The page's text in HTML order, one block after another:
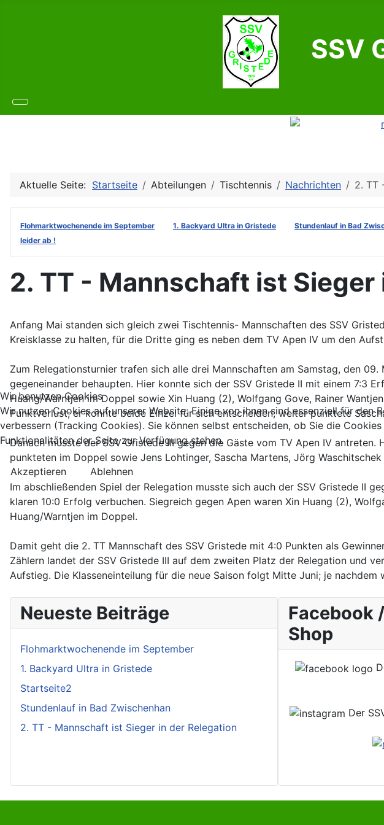
SSV
Aktuelle Seite: Startseite Abteilungen Tischtennis Nachrichten 2. TT
Flohmarktwochenende im September 1. Backyard Ultra in Gristede Stundenlauf in Bad
leider ab !
2. TT - Mannschaft ist Sieger
Anfang Mai standen sich gleich zwei Tischtennis- Mannschaften des SSV
Kreisklasse zu halten, für die Dritte ging es neben dem TV Apen IV um den
Zum Relegationsturnier trafen sich alle drei Mannschaften am Samstag, den
gegeneinander behaupten. Hier konnte sich der SSV Gristede II mit einem 7:3
Huang/Warntjen im Doppel sowie Xin Huang (2), Wolfgang Gove, Rainer
Punktverlust; er konnte beide Einzel für sich entscheiden, weiter punktete
Danach musste der SSV Gristede III gegen die Gäste vom TV Apen IV
punkteten im Doppel sowie Jens Lohtinger, Sascha Martens, Jörg
Im abschließenden Spiel der Relegation musste sich auch der SSV Gristede II
klaren 10:0 Erfolg verbuchen. Siegreich gegen Apen waren Xin Huang (2),
Huang/Warntjen im Doppel.
Damit geht die 2. TT Mannschaft des SSV Gristede mit 4:0 Punkten als
Zählern landet der SSV Gristede III auf dem zweiten Platz der Relegation und
Aufstieg. Die Klasseneinteilung für die neue Saison folgt Mitte Juni; je
Neueste Beiträge
Flohmarktwochenende im September
1. Backyard Ultra in Gristede
Startseite2
Stundenlauf in Bad Zwischenhan
2. TT - Mannschaft ist Sieger in der Relegation
Facebook
Shop
Der
Wir benutzen Cookies
Wir nutzen Cookies auf unserer Website. Einige von ihnen sind essenziell für
verbessern (Tracking Cookies). Sie können selbst entscheiden, ob Sie die
Funktionalitäten der Seite zur Verfügung stehen.
Akzeptieren Ablehnen